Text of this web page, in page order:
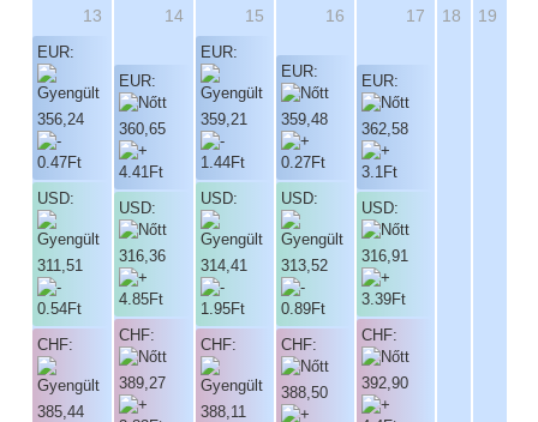
13
EUR:
356,24
USD:
311,51
CHF:
385,44
14
EUR:
360,65
USD:
316,36
CHF:
389,27
15
EUR:
359,21
USD:
314,41
CHF:
388,11
16
EUR:
359,48
USD:
313,52
CHF:
388,50
17
EUR:
362,58
USD:
316,91
CHF:
392,90
18 19